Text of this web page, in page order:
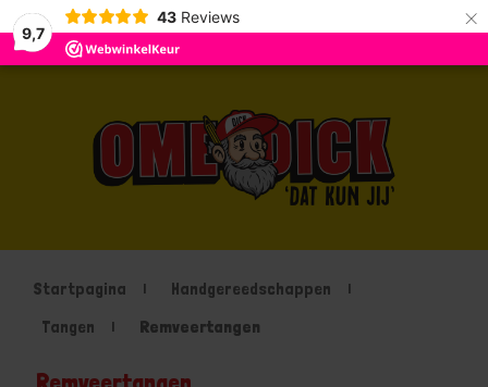
9,7
43 Reviews ×
Startpagina
Handgereedschappen
Tangen
Remveertangen